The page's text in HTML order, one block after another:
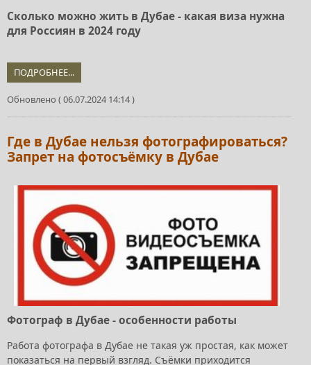
Сколько можно жить в Дубае - какая виза нужна
для Россиян в 2024 году
ПОДРОБНЕЕ...
Обновлено ( 06.07.2024 14:14 )
Где в Дубае нельзя фотографироваться?
Запрет на фотосъёмку в Дубае
Фотограф в Дубае - особенности работы
Работа фотографа в Дубае не такая уж простая, как может
показаться на первый взгляд. Съёмки приходится